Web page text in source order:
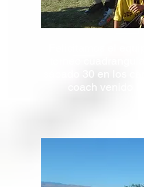
coach venido